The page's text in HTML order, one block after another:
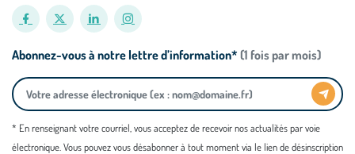
Abonnez-vous à notre lettre d’information* (1 fois par mois)
* En renseignant votre courriel, vous acceptez de recevoir nos actualités par voie
électronique. Vous pouvez vous désabonner à tout moment via le lien de désinscription